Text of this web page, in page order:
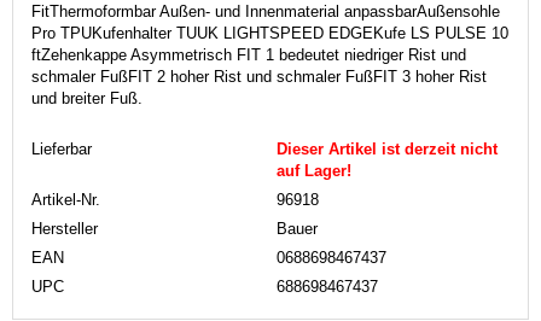
FitThermoformbar Außen- und Innenmaterial anpassbarAußensohle
Pro TPUKufenhalter TUUK LIGHTSPEED EDGEKufe LS PULSE 10
ftZehenkappe Asymmetrisch FIT 1 bedeutet niedriger Rist und
schmaler FußFIT 2 hoher Rist und schmaler FußFIT 3 hoher Rist
und breiter Fuß.
Lieferbar
Dieser Artikel ist derzeit nicht
auf Lager!
Artikel-Nr.
96918
Hersteller
Bauer
EAN
0688698467437
UPC
688698467437